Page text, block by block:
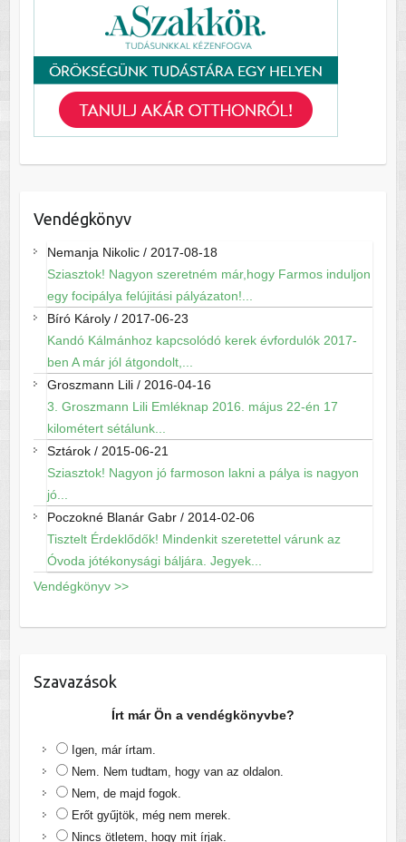
Vendégkönyv
Nemanja Nikolic/ 2017-08-18
Sziasztok! Nagyon szeretném már,hogy Farmos induljon
egy focipálya felújitási pályázaton!...
Bíró Károly/ 2017-06-23
Kandó Kálmánhoz kapcsolódó kerek évfordulók 2017-
ben A már jól átgondolt,...
Groszmann Lili/ 2016-04-16
3. Groszmann Lili Emléknap 2016. május 22-én 17
kilométert sétálunk...
Sztárok/ 2015-06-21
Sziasztok! Nagyon jó farmoson lakni a pálya is nagyon
jó...
Poczokné Blanár Gabr/ 2014-02-06
Tisztelt Érdeklődők! Mindenkit szeretettel várunk az
Óvoda jótékonysági báljára. Jegyek...
Vendégkönyv >>
Szavazások
Írt már Ön a vendégkönyvbe?
Igen, már írtam.
Nem. Nem tudtam, hogy van az oldalon.
Nem, de majd fogok.
Erőt gyűjtök, még nem merek.
Nincs ötletem, hogy mit írjak.